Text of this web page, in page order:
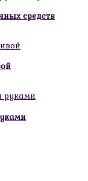
средств